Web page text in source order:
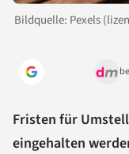
Bildquelle: Pexels
Fristen für
eingehalten